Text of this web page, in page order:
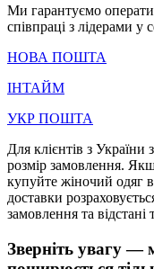
Ми гарантуємо
співпраці з лідерами у
НОВА ПОШТА
ІНТАЙМ
УКР ПОШТА
Для клієнтів з
розмір замовлення.
купуйте жіночий одяг
доставки
замовлення та
Зверніть увагу —